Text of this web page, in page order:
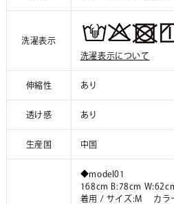
洗濯表示
洗濯表示について
伸縮性 あり
透け感 あり
生産国 中国
◆model01
168cm B:78cm
着用 / サイズ:M カラ